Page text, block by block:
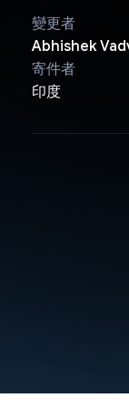
變更者
Abhishek
寄件者
印度